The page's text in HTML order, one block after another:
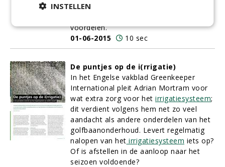
De overheid stimuleert het en de
voordelen.
01-06-2015
10 sec
De puntjes op de i(rrigatie)
In het Engelse vakblad Greenkeeper
International pleit Adrian Mortram voor
wat extra zorg voor het irrigatiesysteem;
dit verdient volgens hem net zo veel
aandacht als andere onderdelen van het
golfbaanonderhoud. Levert regelmatig
nalopen van het irrigatiesysteem iets op?
Of is afstellen in de aanloop naar het
seizoen voldoende?
INSTELLEN